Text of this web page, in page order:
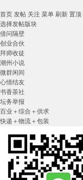
首页 发帖 关注 菜单 刷新 置顶
选择发帖版块
借问隔壁
创业合伙
拜师收徒
潮州小说
微群闲间
心情结友
书香茶社
坛务举报
百业＋综合＋供求
快递＋物流＋包装